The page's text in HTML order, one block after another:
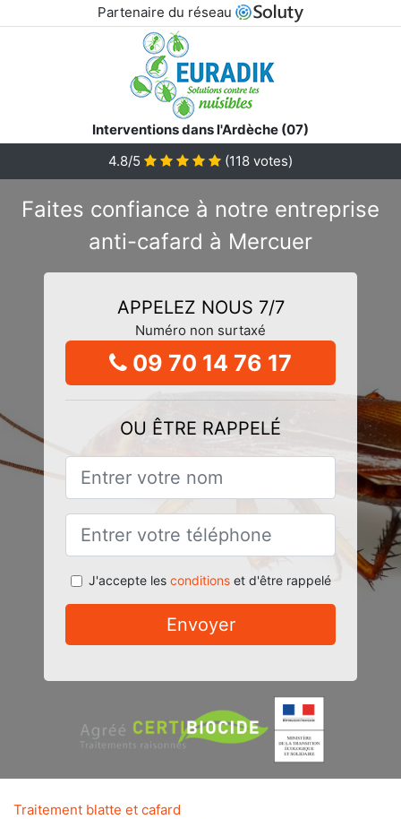
Partenaire du réseau
Interventions dans l'Ardèche (07)
4.8/5
(118 votes)
Faites confiance à notre entreprise
anti-cafard à Mercuer
APPELEZ NOUS 7/7
Numéro non surtaxé
09 70 14 76 17
OU ÊTRE RAPPELÉ
J'accepte les conditionset d'être rappelé
Envoyer
Traitement blatte et cafard